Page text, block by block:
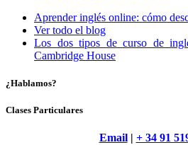
Aprender inglés online: cómo
Ver todo el blog
Los dos tipos de curso de
Cambridge House
¿Hablamos?
Clases Particulares
Email| + 34 91